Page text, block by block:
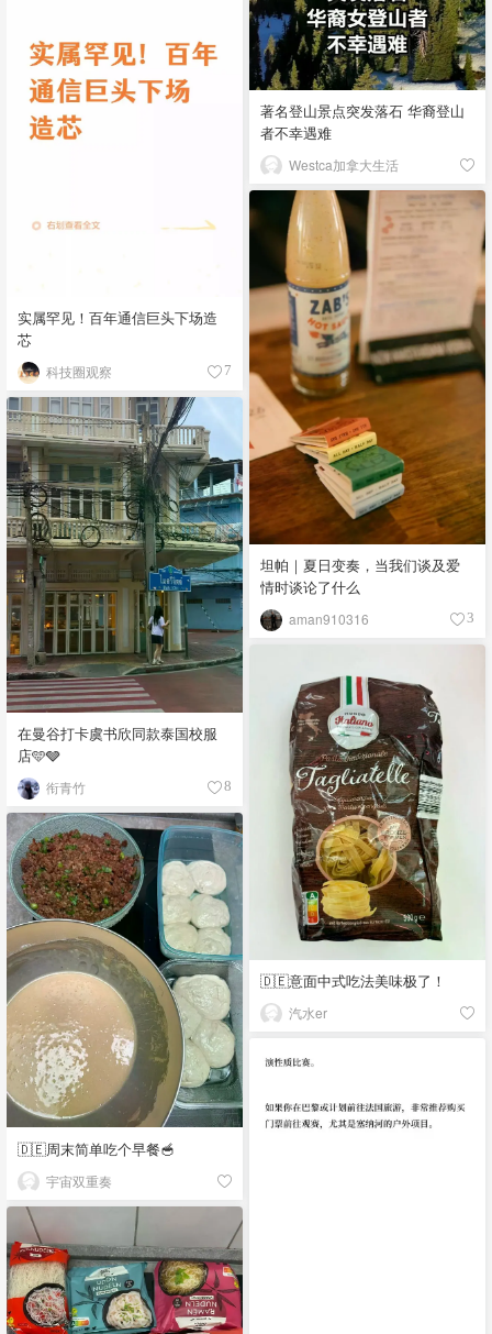
著名登山景点突发落石 华裔登山
者不幸遇难
Westca加拿大生活
实属罕见！百年通信巨头下场造
芯
科技圈观察 7
坦帕｜夏日变奏，当我们谈及爱
情时谈论了什么
aman910316 3
在曼谷打卡虞书欣同款泰国校服
店🩵🩶
衔青竹 8
🇩🇪意面中式吃法美味极了！
汽水er
🇩🇪周末简单吃个早餐🥣
宇宙双重奏